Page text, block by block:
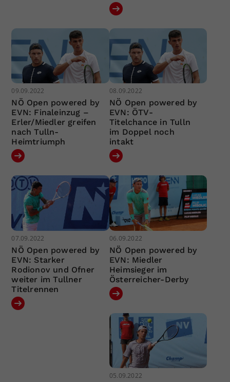
09.09.2022
NÖ Open powered by
EVN: Finaleinzug –
Erler/Miedler greifen
nach Tulln-
Heimtriumph
08.09.2022
NÖ Open powered by
EVN: ÖTV-
Titelchance in Tulln
im Doppel noch
intakt
07.09.2022
NÖ Open powered by
EVN: Starker
Rodionov und Ofner
weiter im Tullner
Titelrennen
06.09.2022
NÖ Open powered by
EVN: Miedler
Heimsieger im
Österreicher-Derby
05.09.2022